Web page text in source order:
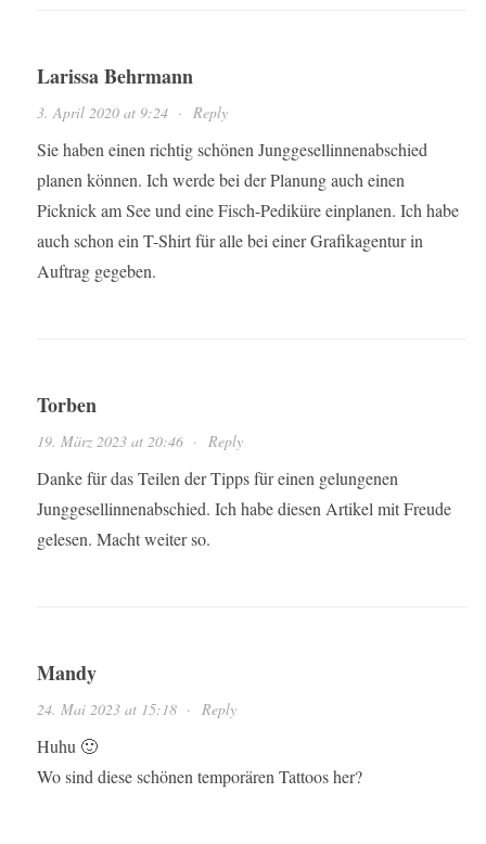
Larissa Behrmann
3. April 2020 at 9:24· Reply
Sie haben einen richtig schönen Junggesellinnenabschied
planen können. Ich werde bei der Planung auch einen
Picknick am See und eine Fisch-Pediküre einplanen. Ich habe
auch schon ein T-Shirt für alle bei einer Grafikagentur in
Auftrag gegeben.
Torben
19. März 2023 at 20:46· Reply
Danke für das Teilen der Tipps für einen gelungenen
Junggesellinnenabschied. Ich habe diesen Artikel mit Freude
gelesen. Macht weiter so.
Mandy
24. Mai 2023 at 15:18· Reply
Huhu 🙂
Wo sind diese schönen temporären Tattoos her?